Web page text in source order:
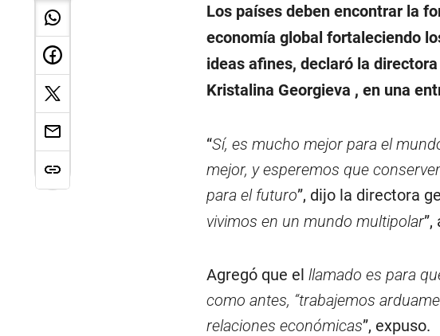
Los países deben encontrar la
economía global fortaleciendo
ideas afines, declaró la
Kristalina Georgieva , en una
“Sí, es mucho mejor para el
mejor, y esperemos que
para el futuro”, dijo la directora
vivimos en un mundo multipolar”,
Agregó que el llamado es para
como antes, “trabajemos
relaciones económicas”, expuso.